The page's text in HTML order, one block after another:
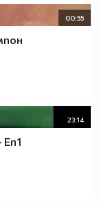
00:55
23:14